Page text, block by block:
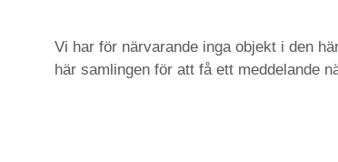
Vi har för närvarande inga objekt i den
här samlingen för att få ett meddelande